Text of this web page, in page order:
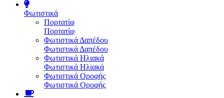
Φωτιστικά
Πορτατίφ
Πορτατίφ
Φωτιστικά Δαπέδου
Φωτιστικά Δαπέδου
Φωτιστικά Ηλιακά
Φωτιστικά Ηλιακά
Φωτιστικά Οροφής
Φωτιστικά Οροφής